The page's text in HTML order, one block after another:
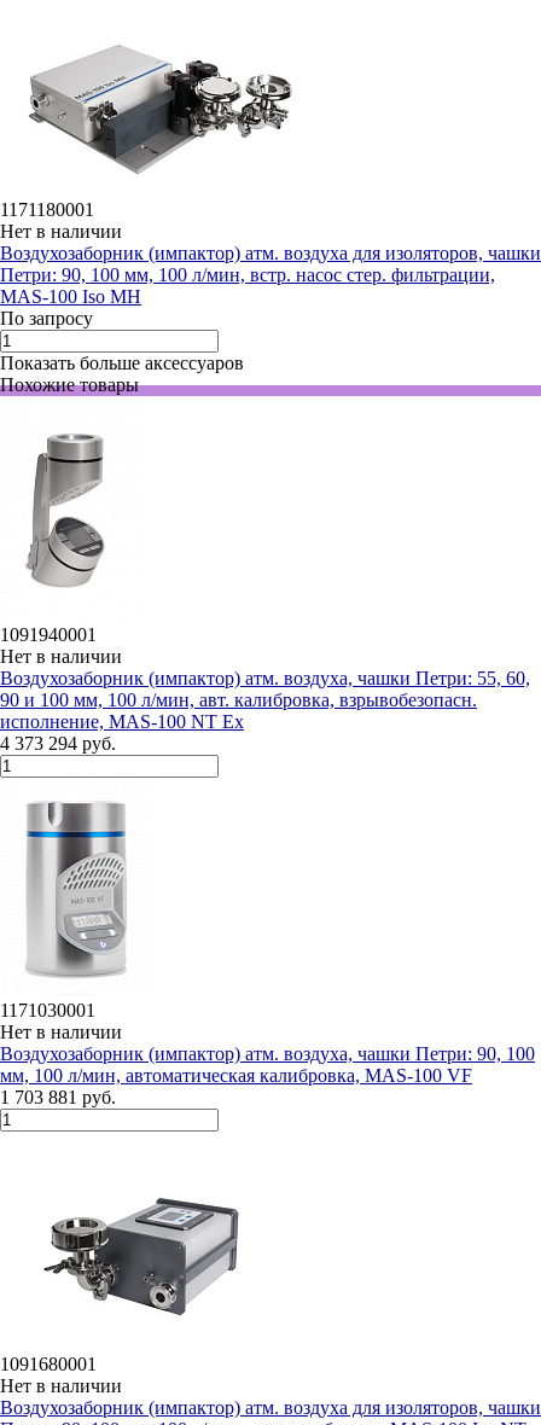
1171180001
Нет в наличии
Воздухозаборник (импактор) атм. воздуха для изоляторов, чашки
Петри: 90, 100 мм, 100 л/мин, встр. насос стер. фильтрации,
MAS-100 Iso MH
По запросу
Показать больше аксессуаров
Похожие товары
1091940001
Нет в наличии
Воздухозаборник (импактор) атм. воздуха, чашки Петри: 55, 60,
90 и 100 мм, 100 л/мин, авт. калибровка, взрывобезопасн.
исполнение, MAS-100 NT Ex
4 373 294 руб.
1171030001
Нет в наличии
Воздухозаборник (импактор) атм. воздуха, чашки Петри: 90, 100
мм, 100 л/мин, автоматическая калибровка, MAS-100 VF
1 703 881 руб.
1091680001
Нет в наличии
Воздухозаборник (импактор) атм. воздуха для изоляторов, чашки